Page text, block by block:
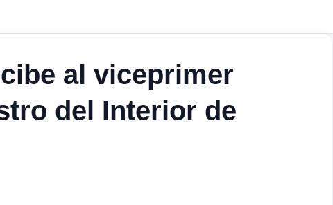
al viceprimer
del Interior de